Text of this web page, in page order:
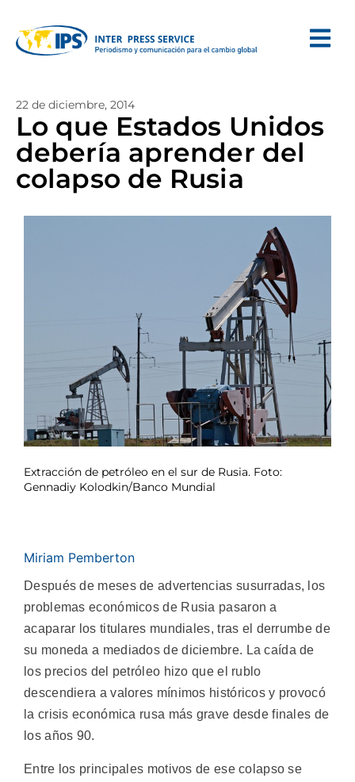
22 de diciembre, 2014
Lo que Estados Unidos
debería aprender del
colapso de Rusia
Extracción de petróleo en el sur de Rusia. Foto:
Gennadiy Kolodkin/Banco Mundial
Miriam Pemberton
Después de meses de advertencias susurradas, los
problemas económicos de Rusia pasaron a
acaparar los titulares mundiales, tras el derrumbe de
su moneda a mediados de diciembre. La caída de
los precios del petróleo hizo que el rublo
descendiera a valores mínimos históricos y provocó
la crisis económica rusa más grave desde finales de
los años 90.
Entre los principales motivos de ese colapso se